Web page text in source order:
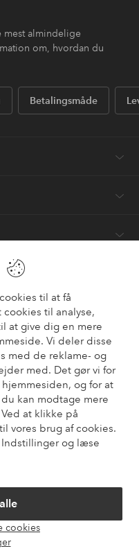
til at få
til analyse,
at give dig en mere
Vi deler disse
med de reklame- og
med. Det gør vi for
og for at
kan modtage mere
at klikke på
vores brug af cookies.
og læse
cookies
mest almindelige
om, hvordan du
Betalingsmåde
?